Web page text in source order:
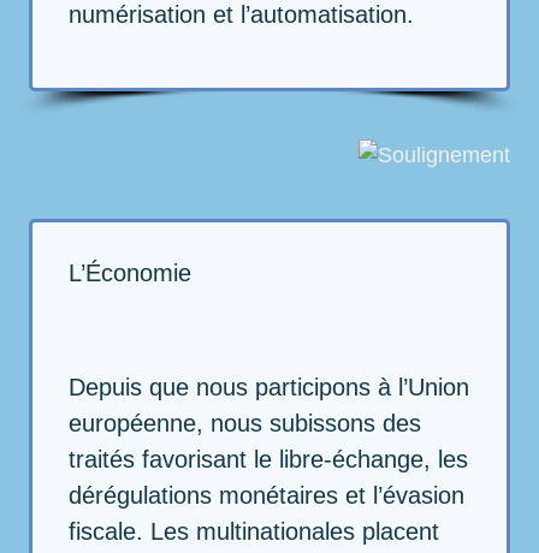
numérisation et l’automatisation.
L’Économie
Depuis que nous participons à l’Union
européenne, nous subissons des
traités favorisant le libre-échange, les
dérégulations monétaires et l’évasion
fiscale. Les multinationales placent